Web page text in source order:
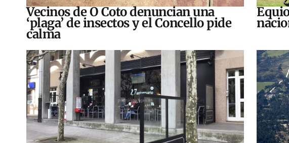
Vecinos de O Coto denuncian una
‘plaga’ de insectos y el Concello pide
calma